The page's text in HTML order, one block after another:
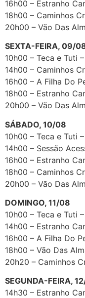
16h00 – Estranho
18h00 – Caminhos
20h00 – Vão Das
SEXTA-FEIRA, 09/
10h00 – Teca e Tuti
14h00 – Caminhos
16h00 – A Filha Do
18h00 – Estranho
20h00 – Vão Das
SÁBADO, 10/08
10h00 – Teca e Tuti
14h00 – Sessão
16h00 – Estranho
18h00 – Caminhos
20h00 – Vão Das
DOMINGO, 11/08
10h00 – Teca e Tuti
14h00 – Estranho
16h00 – A Filha Do
18h00 – Vão Das
20h20 – Caminhos
SEGUNDA-FEIRA,
14h30 – Estranho